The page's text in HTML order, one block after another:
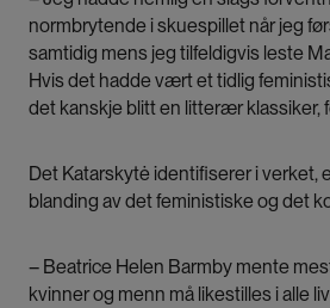
normbrytende i skuespillet når jeg
samtidig mens jeg tilfeldigvis leste
Hvis det hadde vært et tidlig
det kanskje blitt en litterær klassiker,
Det Katarskytė identifiserer i verket,
blanding av det feministiske og det
– Beatrice Helen Barmby mente
kvinner og menn må likestilles i alle